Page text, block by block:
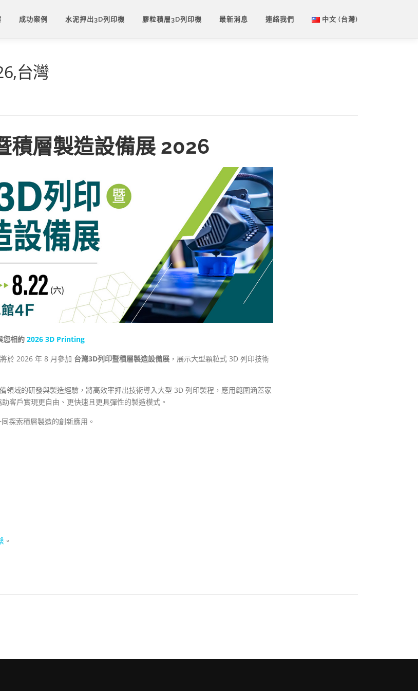
成功案例 水泥押出3D列印機 膠粒積層3D列印機 最新消息 連絡我們 中文 (台灣)
台灣
積層製造設備展 2026​
您相約 2026 3D Printing
將於 2026 年 8 月參加 台灣3D列印暨積層製造設備展 ，展示大型顆粒式 3D 列印技術
域的研發與製造經驗，將高效率押出技術導入大型 3D 列印製程，應用範圍涵蓋家
客戶實現更自由、更快速且更具彈性的製造模式。
探索積層製造的創新應用。
。